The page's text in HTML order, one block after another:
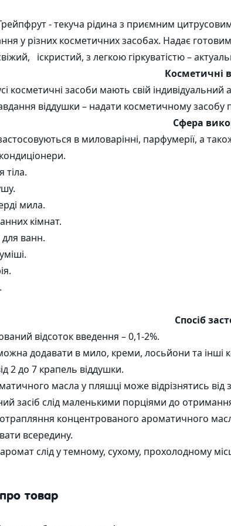
та гідролізати
- текуча рідина з приємним
у різних косметичних засобах. Надає
іскристий, з легкою гіркуватістю –
Косметичні
косметичні засоби мають свій індивідуальний
віддушки – надати косметичному засобу
Сфера
в миловарінні, парфумерії, а
тіла.
мила.
кімнат.
ванн.
Спосіб
відсоток введення – 0,1-2%.
додавати в мило, креми, лосьйони та інші
2 до 7 крапель віддушки.
масла у пляшці може відрізнятись
засіб слід маленькими порціями до
концентрованого ароматичного
всередину.
слід у темному, сухому, прохолодному
товар